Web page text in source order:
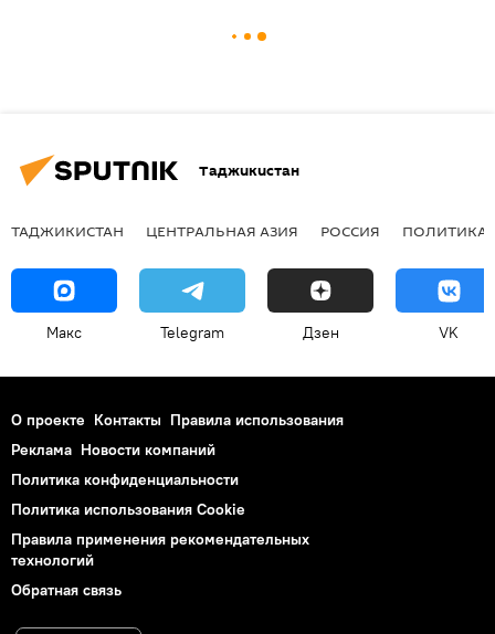
Таджикистан
ТАДЖИКИСТАН ЦЕНТРАЛЬНАЯ АЗИЯ РОССИЯ ПОЛИТИКА
Макс Telegram Дзен VK
О проекте Контакты Правила использования
Реклама Новости компаний
Политика конфиденциальности
Политика использования Cookie
Правила применения рекомендательных
технологий
Обратная связь